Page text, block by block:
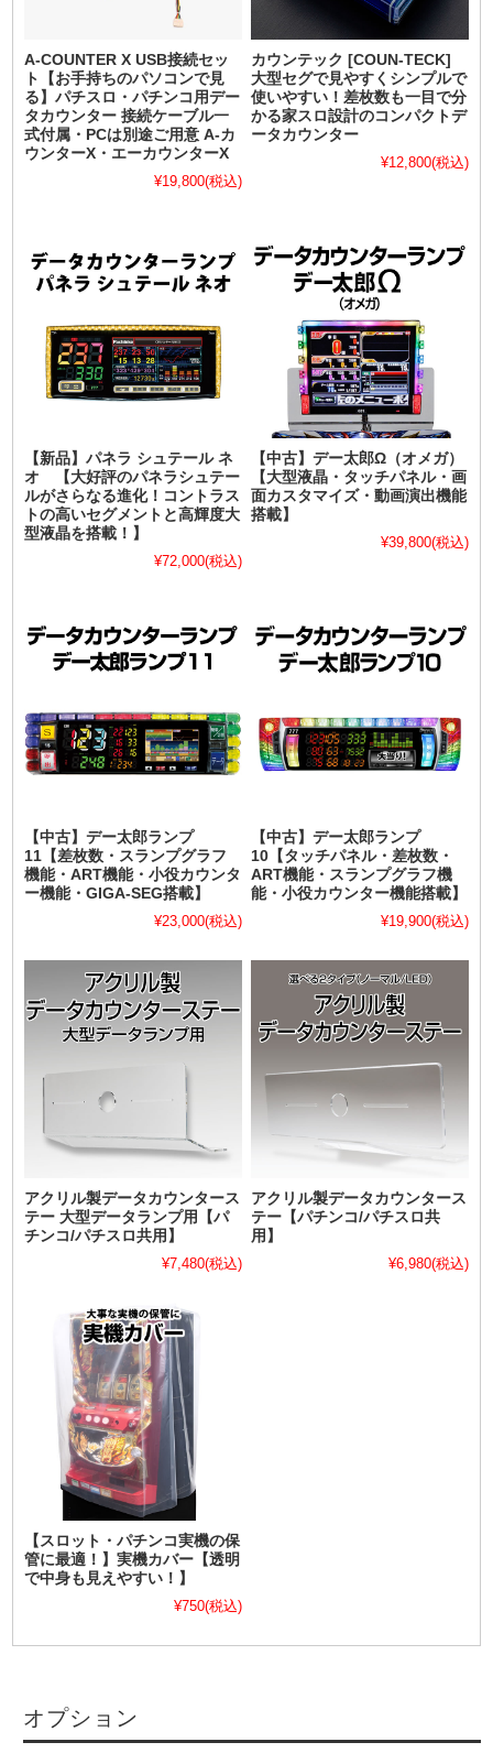
A-COUNTER X USB接続セッ
ト【お手持ちのパソコンで見
る】パチスロ・パチンコ用デー
タカウンター 接続ケーブル一
式付属・PCは別途ご用意 A-カ
ウンターX・エーカウンターX
¥19,800(税込)
カウンテック [COUN-TECK]
大型セグで見やすくシンプルで
使いやすい！差枚数も一目で分
かる家スロ設計のコンパクトデ
ータカウンター
¥12,800(税込)
【新品】パネラ シュテール ネ
オ 【大好評のパネラシュテー
ルがさらなる進化！コントラス
トの高いセグメントと高輝度大
型液晶を搭載！】
¥72,000(税込)
【中古】デー太郎Ω（オメガ）
【大型液晶・タッチパネル・画
面カスタマイズ・動画演出機能
搭載】
¥39,800(税込)
【中古】デー太郎ランプ
11【差枚数・スランプグラフ
機能・ART機能・小役カウンタ
ー機能・GIGA-SEG搭載】
¥23,000(税込)
【中古】デー太郎ランプ
10【タッチパネル・差枚数・
ART機能・スランプグラフ機
能・小役カウンター機能搭載】
¥19,900(税込)
アクリル製データカウンタース
テー 大型データランプ用【パ
チンコ/パチスロ共用】
¥7,480(税込)
アクリル製データカウンタース
テー【パチンコ/パチスロ共
用】
¥6,980(税込)
【スロット・パチンコ実機の保
管に最適！】実機カバー【透明
で中身も見えやすい！】
¥750(税込)
オプション